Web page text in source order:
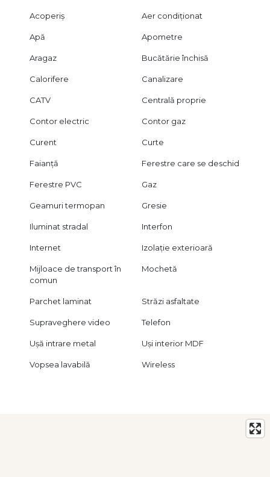
Acoperiș Aer condiționat
Apă Apometre
Aragaz Bucătărie închisă
Calorifere Canalizare
CATV Centrală proprie
Contor electric Contor gaz
Curent Curte
Faianță Ferestre care se deschid
Ferestre PVC Gaz
Geamuri termopan Gresie
Iluminat stradal Interfon
Internet Izolație exterioară
Mijloace de transport în
comun
Mochetă
Parchet laminat Străzi asfaltate
Supraveghere video Telefon
Ușă intrare metal Uși interior MDF
Vopsea lavabilă Wireless